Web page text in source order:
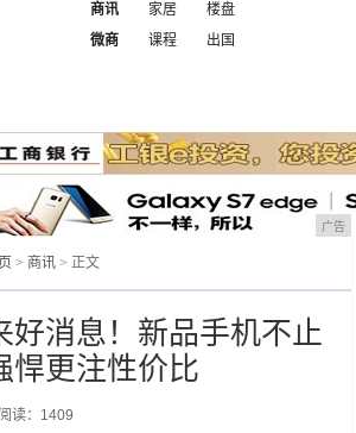
商讯 家居
楼盘
微商
课程
出国
广告
> 商讯 > 正文
好消息！新品手机不止
悍更注性价比
阅读：1409